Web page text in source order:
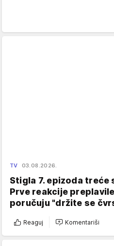
TV 03.08.2026.
Stigla 7. epizoda treće
Prve reakcije
poručuju "držite se
Reaguj Komentariši